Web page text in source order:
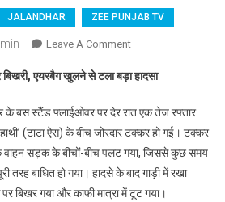
JALANDHAR ZEE PUNJAB TV
Leave A CommentOn जालंधर
हादसा, फॉर्च्यूनर की
हाथी
एयरबैग खुलने से टला बड़ा हादसा
के बस स्टैंड फ्लाईओवर पर देर रात एक तेज रफ्तार
(टाटा ऐस) के बीच जोरदार टक्कर हो गई। टक्कर
वाहन सड़क के बीचों-बीच पलट गया, जिससे कुछ समय
तरह बाधित हो गया। हादसे के बाद गाड़ी में रखा
बिखर गया और काफी मात्रा में टूट गया।